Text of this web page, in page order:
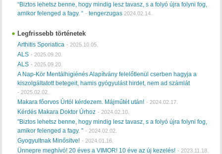
“Biztos lehetsz benne, hogy mindig lesz tavasz, s a folyó újra folyni fog,
amikor felenged a fagy. “ -tengerzugas 2024.02.14.
Legfrissebb történetek
Arthitis Sporiatica - 2025.10.05.
ALS - 2025.09.20.
ALS - 2025.09.20.
A Nap-Kör Mentálhigiénés Alapítvány felelőtlenül cserben hagyja a
kiszolgáltatott betegeit, hamis gyógyulást hirdet, nem ad számlát
- 2025.02.02.
Makara főorvos Úrtól kérdezem. Májműtét után! - 2024.02.17.
Kérdés Makara Doktor Úrhoz - 2024.02.10.
"Biztos lehetsz benne, hogy mindig lesz tavasz, s a folyó újra folyni fog,
amikor felenged a fagy. " - 2024.02.02.
Gyogyultnak Minősitve! - 2024.01.16.
Ünnepre meghívó! 20 éves a VIMOR! 10 éve az új kezelés! - 2023.11.18.